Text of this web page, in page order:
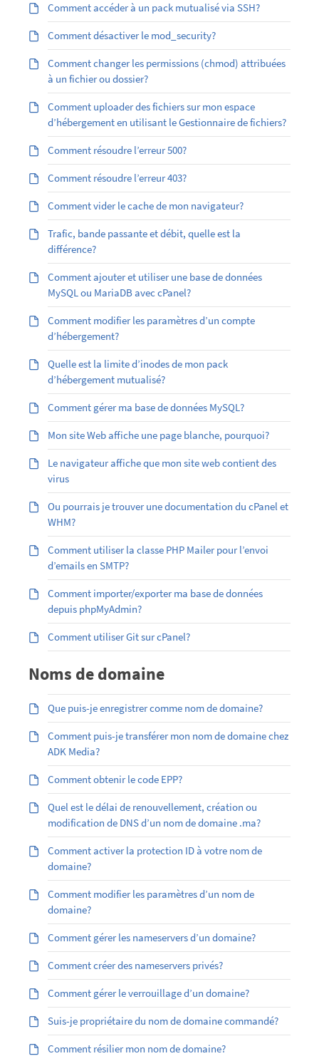
Comment accéder à un pack mutualisé via SSH?
Comment désactiver le mod_security?
Comment changer les permissions (chmod) attribuées
à un fichier ou dossier?
Comment uploader des fichiers sur mon espace
d’hébergement en utilisant le Gestionnaire de fichiers?
Comment résoudre l’erreur 500?
Comment résoudre l’erreur 403?
Comment vider le cache de mon navigateur?
Trafic, bande passante et débit, quelle est la
différence?
Comment ajouter et utiliser une base de données
MySQL ou MariaDB avec cPanel?
Comment modifier les paramètres d’un compte
d’hébergement?
Quelle est la limite d’inodes de mon pack
d’hébergement mutualisé?
Comment gérer ma base de données MySQL?
Mon site Web affiche une page blanche, pourquoi?
Le navigateur affiche que mon site web contient des
virus
Ou pourrais je trouver une documentation du cPanel et
WHM?
Comment utiliser la classe PHP Mailer pour l’envoi
d’emails en SMTP?
Comment importer/exporter ma base de données
depuis phpMyAdmin?
Comment utiliser Git sur cPanel?
Noms de domaine
Que puis-je enregistrer comme nom de domaine?
Comment puis-je transférer mon nom de domaine chez
ADK Media?
Comment obtenir le code EPP?
Quel est le délai de renouvellement, création ou
modification de DNS d’un nom de domaine .ma?
Comment activer la protection ID à votre nom de
domaine?
Comment modifier les paramètres d’un nom de
domaine?
Comment gérer les nameservers d’un domaine?
Comment créer des nameservers privés?
Comment gérer le verrouillage d’un domaine?
Suis-je propriétaire du nom de domaine commandé?
Comment résilier mon nom de domaine?